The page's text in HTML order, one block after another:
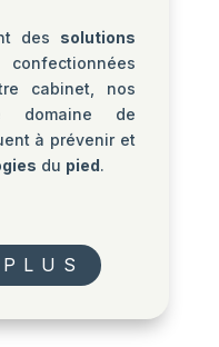
des solutions
cabinet, nos
de
à prévenir et
du pied.